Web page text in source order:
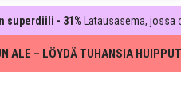
superdiili - 31% Latausasema, jossa
ALE – LÖYDÄ TUHANSIA